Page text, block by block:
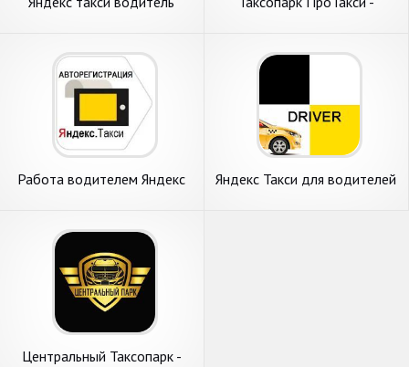
Работа водителем Яндекс
Яндекс Такси для водителей
Центральный Таксопарк -